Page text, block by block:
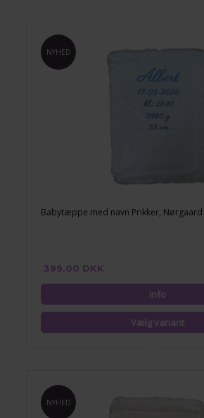
NYHED
Babytæppe med navn Prikker, Nørgaard
399,00 DKK
NYHED